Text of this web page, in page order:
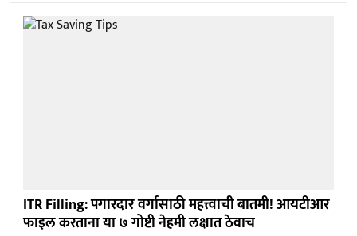
ITR Filling: पगारदार वर्गासाठी महत्त्वाची बातमी! आयटीआर
फाइल करताना या ७ गोष्टी नेहमी लक्षात ठेवाच